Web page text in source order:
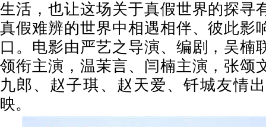
生活，也让这场关于真假世界的探寻
真假难辨的世界中相遇相伴、彼此影
口。电影由严艺之导演、编剧，吴楠
领衔主演，温茉言、闫楠主演，张颂
九郎、赵子琪、赵天爱、钎城友情
映。